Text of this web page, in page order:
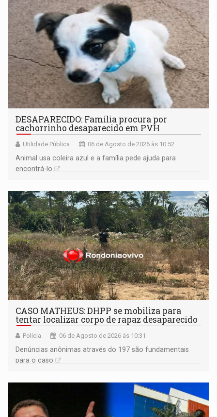
DESAPARECIDO: Família procura por
cachorrinho desaparecido em PVH
Utilidade Pública 06 de Agosto de 2026 às 10:52
Animal usa coleira azul e a família pede ajuda para
encontrá-lo
CASO MATHEUS: DHPP se mobiliza para
tentar localizar corpo de rapaz desaparecido
Polícia 06 de Agosto de 2026 às 10:31
Denúncias anônimas através do 197 são fundamentais
para o caso